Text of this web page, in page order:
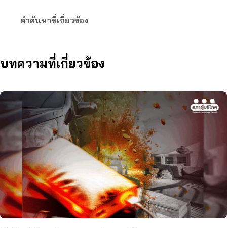
คำค้นหาที่เกี่ยวข้อง
บทความที่เกี่ยวข้อง